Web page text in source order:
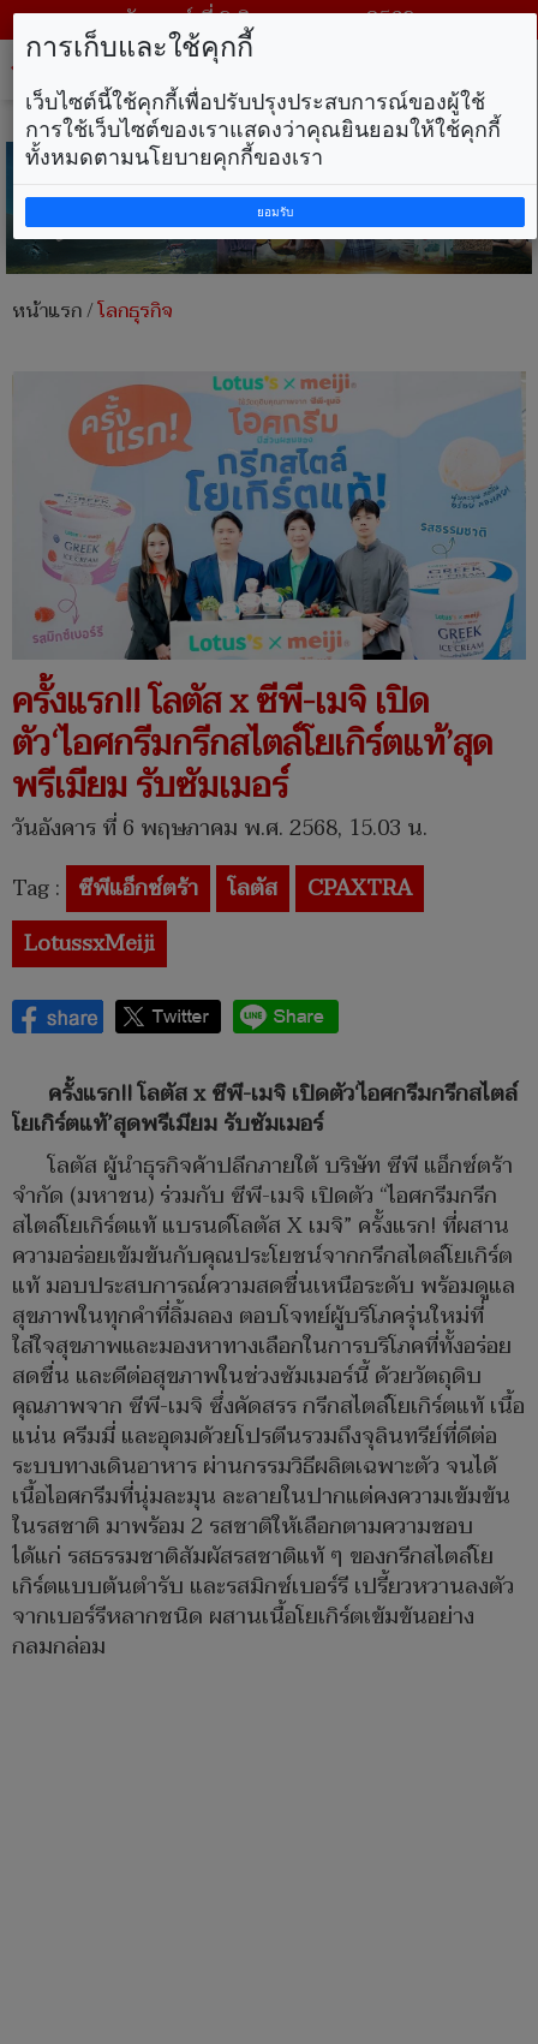
วันเสาร์ ที่ 8 สิงหาคม พ.ศ. 2569
หน้าแรก/โลกธุรกิจ
ครั้งแรก!! โลตัส x ซีพี-เมจิ เปิด
ตัว‘ไอศกรีมกรีกสไตล์โยเกิร์ตแท้’สุด
พรีเมียม รับซัมเมอร์
วันอังคาร ที่ 6 พฤษภาคม พ.ศ. 2568, 15.03 น.
Tag : ซีพีแอ็กซ์ตร้า โลตัส
CPAXTRA
LotussxMeiji
ครั้งแรก!! โลตัส x ซีพี-เมจิ เปิดตัว‘ไอศกรีมกรีกสไตล์
โยเกิร์ตแท้’สุดพรีเมียม รับซัมเมอร์
โลตัส ผู้นำธุรกิจค้าปลีกภายใต้ บริษัท ซีพี แอ็กซ์ตร้า
จำกัด (มหาชน) ร่วมกับ ซีพี-เมจิ เปิดตัว “ไอศกรีมกรีก
สไตล์โยเกิร์ตแท้ แบรนด์โลตัส X เมจิ” ครั้งแรก! ที่ผสาน
ความอร่อยเข้มข้นกับคุณประโยชน์จากกรีกสไตล์โยเกิร์ต
แท้ มอบประสบการณ์ความสดชื่นเหนือระดับ พร้อมดูแล
สุขภาพในทุกคำที่ลิ้มลอง ตอบโจทย์ผู้บริโภครุ่นใหม่ที่
ใส่ใจสุขภาพและมองหาทางเลือกในการบริโภคที่ทั้งอร่อย
สดชื่น และดีต่อสุขภาพในช่วงซัมเมอร์นี้ ด้วยวัตถุดิบ
คุณภาพจาก ซีพี-เมจิ ซึ่งคัดสรร กรีกสไตล์โยเกิร์ตแท้ เนื้อ
แน่น ครีมมี่ และอุดมด้วยโปรตีนรวมถึงจุลินทรีย์ที่ดีต่อ
ระบบทางเดินอาหาร ผ่านกรรมวิธีผลิตเฉพาะตัว จนได้
เนื้อไอศกรีมที่นุ่มละมุน ละลายในปากแต่คงความเข้มข้น
ในรสชาติ มาพร้อม 2 รสชาติให้เลือกตามความชอบ
ได้แก่ รสธรรมชาติสัมผัสรสชาติแท้ ๆ ของกรีกสไตล์โย
เกิร์ตแบบต้นตำรับ และรสมิกซ์เบอร์รี เปรี้ยวหวานลงตัว
จากเบอร์รีหลากชนิด ผสานเนื้อโยเกิร์ตเข้มข้นอย่าง
กลมกล่อม
การเก็บและใช้คุกกี้
เว็บไซต์นี้ใช้คุกกี้เพื่อปรับปรุงประสบการณ์ของผู้ใช้
การใช้เว็บไซต์ของเราแสดงว่าคุณยินยอมให้ใช้คุกกี้
ทั้งหมดตามนโยบายคุกกี้ของเรา
ยอมรับ